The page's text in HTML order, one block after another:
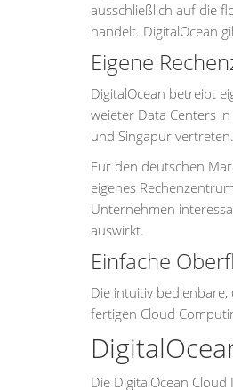
ausschließlich auf die
handelt. DigitalOcean
Eigene
DigitalOcean betreibt
weieter Data Centers
und Singapur vertreten.
Für den deutschen
eigenes
Unternehmen
auswirkt.
Einfache
Die intuitiv
fertigen Cloud
Die DigitalOcean